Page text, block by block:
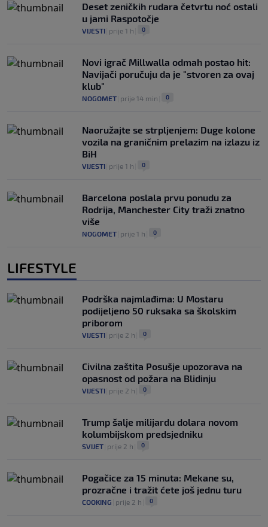
Deset zeničkih rudara četvrtu noć ostali
u jami Raspotočje
VIJESTI prije 1 h 0
Novi igrač Millwalla odmah postao hit:
Navijači poručuju da je "stvoren za ovaj
klub"
NOGOMET prije 14 min 0
Naoružajte se strpljenjem: Duge kolone
vozila na graničnim prelazim na izlazu iz
BiH
VIJESTI prije 1 h 0
Barcelona poslala prvu ponudu za
Rodrija, Manchester City traži znatno
više
NOGOMET prije 1 h 0
LIFESTYLE
Podrška najmlađima: U Mostaru
podijeljeno 50 ruksaka sa školskim
priborom
VIJESTI prije 2 h 0
Civilna zaštita Posušje upozorava na
opasnost od požara na Blidinju
VIJESTI prije 2 h 0
Trump šalje milijardu dolara novom
kolumbijskom predsjedniku
SVIJET prije 2 h 0
Pogačice za 15 minuta: Mekane su,
prozračne i tražit ćete još jednu turu
COOKING prije 2 h 0